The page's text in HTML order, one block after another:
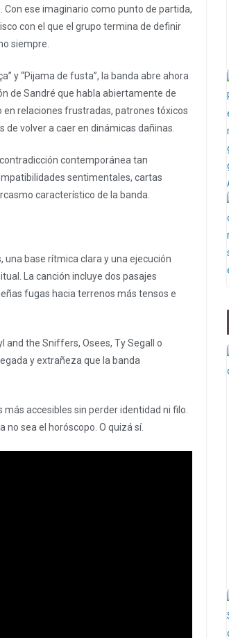
ese imaginario como punto de partida,
con el que el grupo termina de definir
siempre.
y “Pijama de fusta”, la banda abre ahora
de Sandré que habla abiertamente de
en relaciones frustradas, patrones tóxicos
volver a caer en dinámicas dañinas.
contemporánea tan
sentimentales, cartas
característico de la banda.
base rítmica clara y una ejecución
La canción incluye dos pasajes
fugas hacia terrenos más tensos e
and the Sniffers, Osees, Ty Segall o
y extrañeza que la banda
accesibles sin perder identidad ni filo.
sea el horóscopo. O quizá sí.